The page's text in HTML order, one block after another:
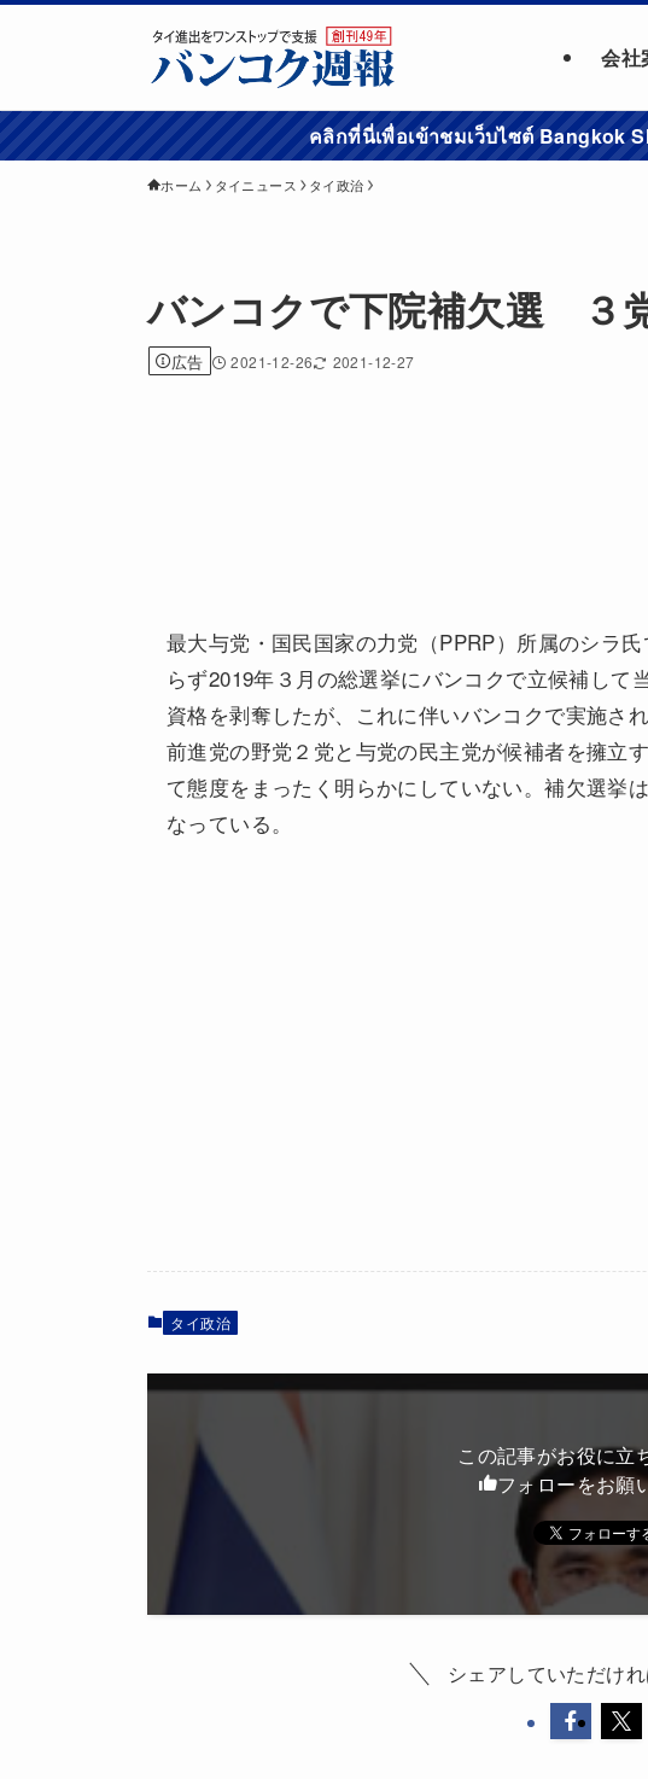
会社
คลิกที่นี่เพื่อเข้าชมเว็บไซต์ Bangkok
ホーム タイニュース タイ政治
バンコクで下院補欠選 ３
広告 2021-12-26 2021-12-27
最大与党・国民国家の力党（PPRP）所属のシラ
らず2019年３月の総選挙にバンコクで立候補して
資格を剥奪したが、これに伴いバンコクで実施さ
前進党の野党２党と与党の民主党が候補者を擁立
て態度をまったく明らかにしていない。補欠選挙
なっている。
タイ政治
この記事がお役に立
フォローをお願
シェアしていただけ